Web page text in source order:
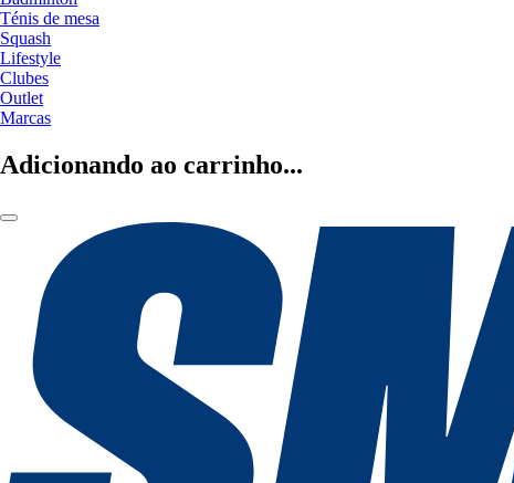
Ténis de mesa
Squash
Lifestyle
Clubes
Outlet
Marcas
Adicionando ao carrinho...